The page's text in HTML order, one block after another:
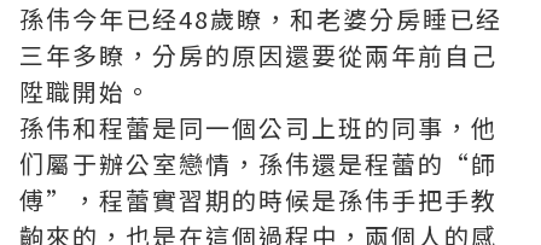
孫伟今年已经48歲瞭，和老婆分房睡已经
三年多瞭，分房的原因還要從兩年前自己
陞職開始。
孫伟和程蕾是同一個公司上班的同事，他
们屬于辦公室戀情，孫伟還是程蕾的“師
傅”，程蕾實習期的時候是孫伟手把手教
齣來的，也是在這個過程中，兩個人的感